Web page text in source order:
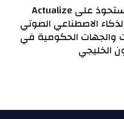
شركة CNTXT AI تستحوذ على Actualize
الاصطناعي الصوتي
والجهات الحكومية في
الخليجي